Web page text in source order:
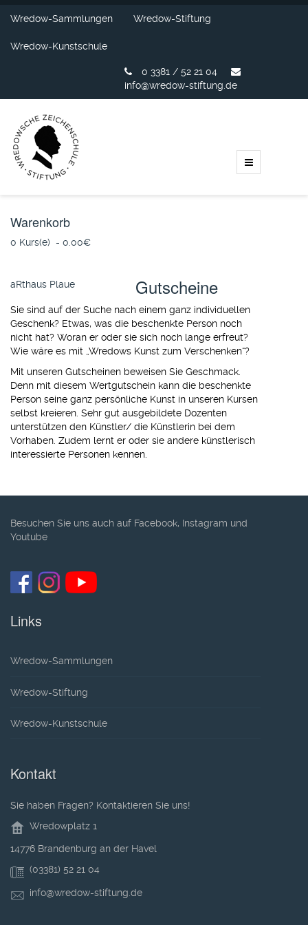
Wredow-Sammlungen Wredow-Stiftung
Wredow-Kunstschule
0 3381 / 52 21 04
info@wredow-stiftung.de
Warenkorb
0 Kurs(e) - 0.00‎€
aRthaus Plaue Gutscheine
Sie sind auf der Suche nach einem ganz individuellen
Geschenk? Etwas, was die beschenkte Person noch
nicht hat? Woran er oder sie sich noch lange erfreut?
Wie wäre es mit „Wredows Kunst zum Verschenken“?
Mit unseren Gutscheinen beweisen Sie Geschmack.
Denn mit diesem Wertgutschein kann die beschenkte
Person seine ganz persönliche Kunst in unseren Kursen
selbst kreieren. Sehr gut ausgebildete Dozenten
unterstützen den Künstler/ die Künstlerin bei dem
Vorhaben. Zudem lernt er oder sie andere künstlerisch
interessierte Personen kennen.
Besuchen Sie uns auch auf Facebook, Instagram und
Youtube
Links
Wredow-Sammlungen
Wredow-Stiftung
Wredow-Kunstschule
Kontakt
Sie haben Fragen? Kontaktieren Sie uns!
Wredowplatz 1
14776 Brandenburg an der Havel
(03381) 52 21 04
info@wredow-stiftung.de